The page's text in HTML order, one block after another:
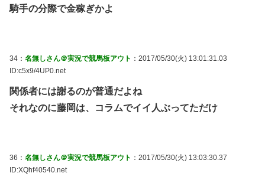
騎手の分際で金稼ぎかよ
34： 名無しさん＠実況で競馬板アウト ：2017/05/30(火) 13:01:31.03
ID:c5x9/4UP0.net
関係者には謝るのが普通だよね
それなのに藤岡は、コラムでイイ人ぶってただけ
36： 名無しさん＠実況で競馬板アウト ：2017/05/30(火) 13:03:30.37
ID:XQhf40540.net